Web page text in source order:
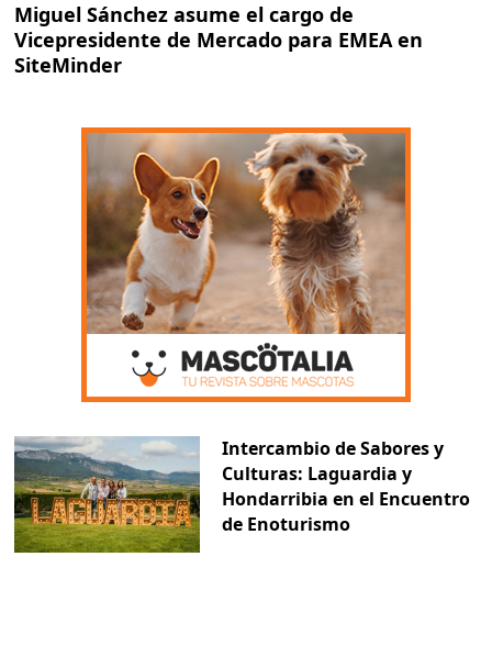
Miguel Sánchez asume el cargo de
Vicepresidente de Mercado para EMEA en
SiteMinder
Intercambio de Sabores y
Culturas: Laguardia y
Hondarribia en el Encuentro
de Enoturismo